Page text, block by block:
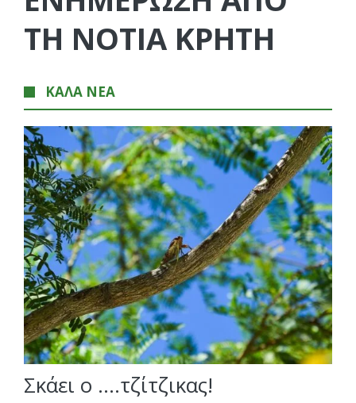
ΤΗ ΝΟΤΙΑ ΚΡΗΤΗ
ΚΑΛΑ ΝΕΑ
Σκάει ο ….τζίτζικας!